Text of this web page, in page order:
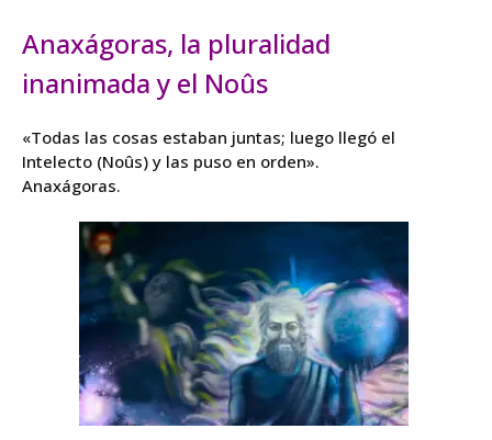
Anaxágoras, la pluralidad
inanimada y el Noûs
«Todas las cosas estaban juntas; luego llegó el
Intelecto (Noûs) y las puso en orden».
Anaxágoras.